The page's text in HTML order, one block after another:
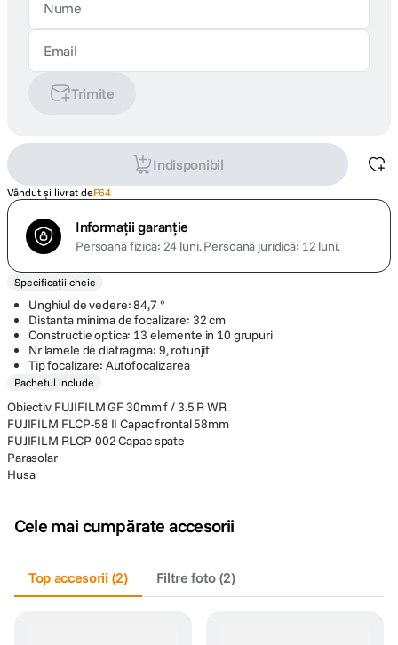
Trimite
Indisponibil
Vândut și livrat deF64
Informații garanție
Persoană fizică: 24 luni.Persoană juridică: 12 luni.
Specificații cheie
Unghiul de vedere: 84,7 °
Distanta minima de focalizare: 32 cm
Constructie optica: 13 elemente in 10 grupuri
Nr lamele de diafragma: 9, rotunjit
Tip focalizare: Autofocalizarea
Pachetul include
Obiectiv FUJIFILM GF 30mm f / 3.5 R WR
FUJIFILM FLCP-58 II Capac frontal 58mm
FUJIFILM RLCP-002 Capac spate
Parasolar
Husa
Cele mai cumpărate accesorii
Top accesorii (2) Filtre foto (2)